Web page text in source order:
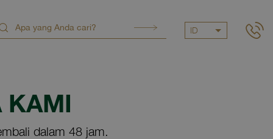
ID
KAMI
dalam 48 jam.